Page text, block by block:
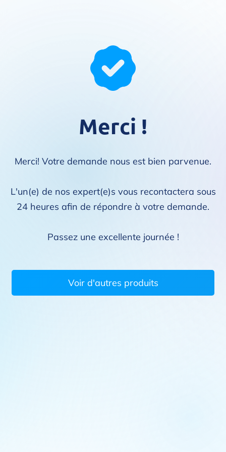
Merci !
Merci! Votre demande nous est bien parvenue.
L'un(e) de nos expert(e)s vous recontactera sous
24 heures afin de répondre à votre demande.
Passez une excellente journée !
Voir d'autres produits